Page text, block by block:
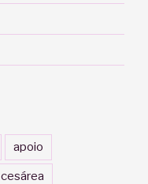
apoio
cesárea